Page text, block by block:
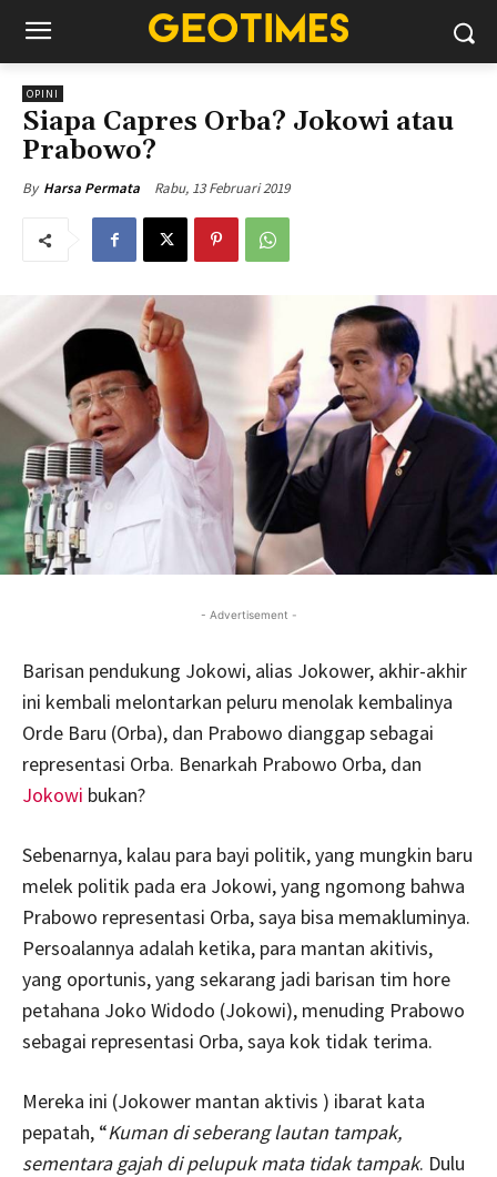
OPINI
Siapa Capres Orba? Jokowi atau
Prabowo?
By Harsa Permata Rabu, 13 Februari 2019
- Advertisement -
Barisan pendukung Jokowi, alias Jokower, akhir-akhir
ini kembali melontarkan peluru menolak kembalinya
Orde Baru (Orba), dan Prabowo dianggap sebagai
representasi Orba. Benarkah Prabowo Orba, dan
Jokowi bukan?
Sebenarnya, kalau para bayi politik, yang mungkin baru
melek politik pada era Jokowi, yang ngomong bahwa
Prabowo representasi Orba, saya bisa memakluminya.
Persoalannya adalah ketika, para mantan akitivis,
yang oportunis, yang sekarang jadi barisan tim hore
petahana Joko Widodo (Jokowi), menuding Prabowo
sebagai representasi Orba, saya kok tidak terima.
Mereka ini (Jokower mantan aktivis ) ibarat kata
pepatah, “Kuman di seberang lautan tampak,
sementara gajah di pelupuk mata tidak tampak. Dulu